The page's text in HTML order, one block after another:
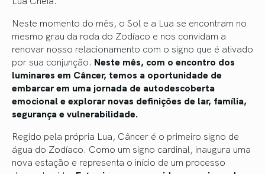
Neste momento do mês, o Sol e a Lua se encontram no
mesmo grau da roda do Zodíaco e nos convidam a
renovar nosso relacionamento com o signo que é ativado
por sua conjunção. Neste mês, com o encontro dos
luminares em Câncer, temos a oportunidade de
embarcar em uma jornada de autodescoberta
emocional e explorar novas definições de lar, família,
segurança e vulnerabilidade.
Regido pela própria Lua, Câncer é o primeiro signo de
água do Zodíaco. Como um signo cardinal, inaugura uma
nova estação e representa o início de um processo